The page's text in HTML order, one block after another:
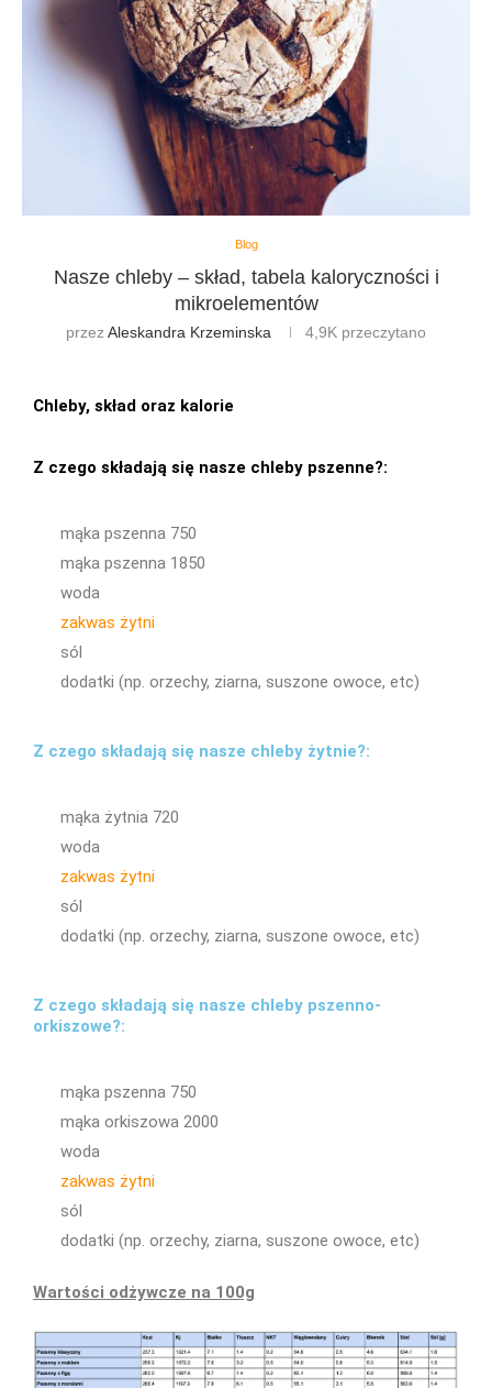
Blog
Nasze chleby – skład, tabela kaloryczności i
mikroelementów
przez Aleskandra Krzeminska 4,9K przeczytano
Chleby, skład oraz kalorie
Z czego składają się nasze chleby pszenne?:
mąka pszenna 750
mąka pszenna 1850
woda
zakwas żytni
sól
dodatki (np. orzechy, ziarna, suszone owoce, etc)
Z czego składają się nasze chleby żytnie?:
mąka żytnia 720
woda
zakwas żytni
sól
dodatki (np. orzechy, ziarna, suszone owoce, etc)
Z czego składają się nasze chleby pszenno-
orkiszowe?:
mąka pszenna 750
mąka orkiszowa 2000
woda
zakwas żytni
sól
dodatki (np. orzechy, ziarna, suszone owoce, etc)
Wartości odżywcze na 100g